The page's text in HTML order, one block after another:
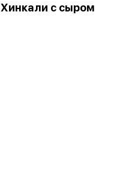
Хинкали с сыром